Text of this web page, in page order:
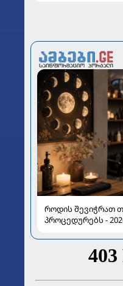
როდის შევიჭრათ
პროცედურებს -